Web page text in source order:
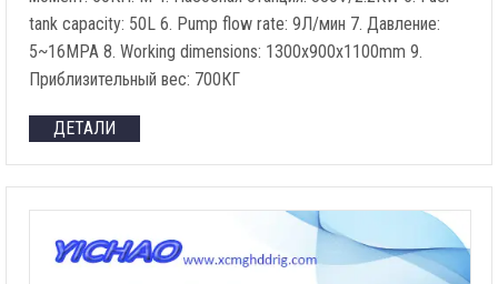
tank capacity: 50L 6. Pump flow rate: 9Л/мин 7. Давление:
5~16MPA 8. Working dimensions: 1300x900x1100mm 9.
Приблизительный вес: 700КГ
ДЕТАЛИ